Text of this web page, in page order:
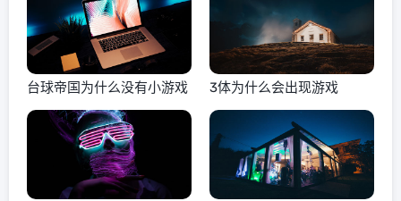
台球帝国为什么没有小游戏 3体为什么会出现游戏